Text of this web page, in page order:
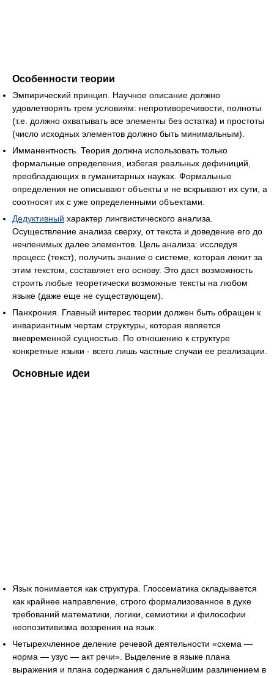
Особенности теории
Эмпирический принцип. Научное описание должно
удовлетворять трем условиям: непротиворечивости, полноты
(т.е. должно охватывать все элементы без остатка) и простоты
(число исходных элементов должно быть минимальным).
Имманентность. Теория должна использовать только
формальные определения, избегая реальных дефиниций,
преобладающих в гуманитарных науках. Формальные
определения не описывают объекты и не вскрывают их сути, а
соотносят их с уже определенными объектами.
Дедуктивный характер лингвистического анализа.
Осуществление анализа сверху, от текста и доведение его до
нечленимых далее элементов. Цель анализа: исследуя
процесс (текст), получить знание о системе, которая лежит за
этим текстом, составляет его основу. Это даст возможность
строить любые теоретически возможные тексты на любом
языке (даже еще не существующем).
Панхрония. Главный интерес теории должен быть обращен к
инвариантным чертам структуры, которая является
вневременной сущностью. По отношению к структуре
конкретные языки - всего лишь частные случаи ее реализации.
Основные идеи
Язык понимается как структура. Глоссематика складывается
как крайнее направление, строго формализованное в духе
требований математики, логики, семиотики и философии
неопозитивизма воззрения на язык.
Четырехчленное деление речевой деятельности «схема —
норма — узус — акт речи». Выделение в языке плана
выражения и плана содержания с дальнейшим различением в